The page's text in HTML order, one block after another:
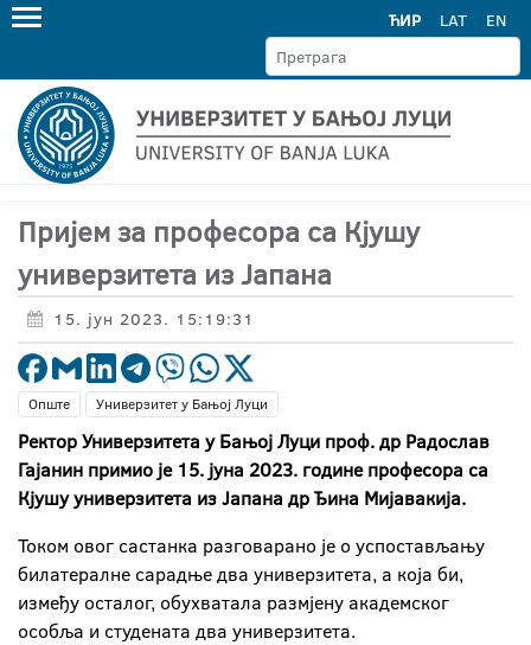
ЋИР LAT EN
Пријем за професора са Кјушу
универзитета из Јапана
15. јун 2023. 15:19:31
Опште Универзитет у Бањој Луци
Ректор Универзитета у Бањој Луци проф. др Радослав
Гајанин примио је 15. јуна 2023. године професора са
Кјушу универзитета из Јапана др Ђина Мијавакија.
Током овог састанка разговарано је о успостављању
билатералне сарадње два универзитета, а која би,
између осталог, обухватала размјену академског
особља и студената два универзитета.